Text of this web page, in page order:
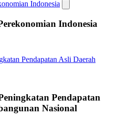
Indonesia
Pendapatan
Nasional